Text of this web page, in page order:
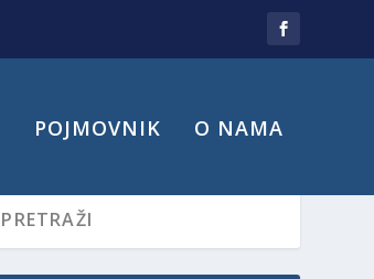
POJMOVNIK O NAMA